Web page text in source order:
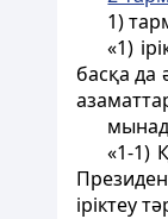
1)
«1)
басқа да
«1-1)
іріктеу